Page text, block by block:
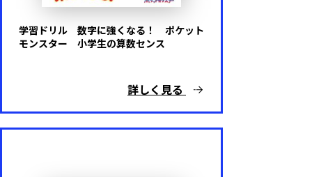
学習ドリル 数字に強くなる！ ポケット
モンスター 小学生の算数センス
詳しく見る